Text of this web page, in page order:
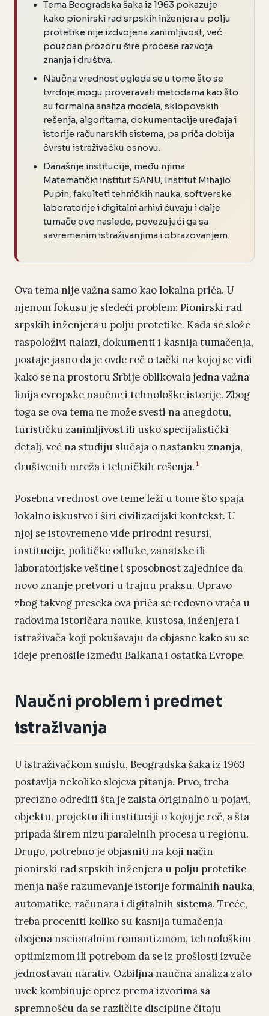
Tema Beogradska šaka iz 1963 pokazuje
kako pionirski rad srpskih inženjera u polju
protetike nije izdvojena zanimljivost, već
pouzdan prozor u šire procese razvoja
znanja i društva.
Naučna vrednost ogleda se u tome što se
tvrdnje mogu proveravati metodama kao što
su formalna analiza modela, sklopovskih
rešenja, algoritama, dokumentacije uređaja i
istorije računarskih sistema, pa priča dobija
čvrstu istraživačku osnovu.
Današnje institucije, među njima
Matematički institut SANU, Institut Mihajlo
Pupin, fakulteti tehničkih nauka, softverske
laboratorije i digitalni arhivi čuvaju i dalje
tumače ovo nasleđe, povezujući ga sa
savremenim istraživanjima i obrazovanjem.
Ova tema nije važna samo kao lokalna priča. U
njenom fokusu je sledeći problem: Pionirski rad
srpskih inženjera u polju protetike. Kada se slože
raspoloživi nalazi, dokumenti i kasnija tumačenja,
postaje jasno da je ovde reč o tački na kojoj se vidi
kako se na prostoru Srbije oblikovala jedna važna
linija evropske naučne i tehnološke istorije. Zbog
toga se ova tema ne može svesti na anegdotu,
turističku zanimljivost ili usko specijalistički
detalj, već na studiju slučaja o nastanku znanja,
društvenih mreža i tehničkih rešenja. 1
Posebna vrednost ove teme leži u tome što spaja
lokalno iskustvo i širi civilizacijski kontekst. U
njoj se istovremeno vide prirodni resursi,
institucije, političke odluke, zanatske ili
laboratorijske veštine i sposobnost zajednice da
novo znanje pretvori u trajnu praksu. Upravo
zbog takvog preseka ova priča se redovno vraća u
radovima istoričara nauke, kustosa, inženjera i
istraživača koji pokušavaju da objasne kako su se
ideje prenosile između Balkana i ostatka Evrope.
Naučni problem i predmet
istraživanja
U istraživačkom smislu, Beogradska šaka iz 1963
postavlja nekoliko slojeva pitanja. Prvo, treba
precizno odrediti šta je zaista originalno u pojavi,
objektu, projektu ili instituciji o kojoj je reč, a šta
pripada širem nizu paralelnih procesa u regionu.
Drugo, potrebno je objasniti na koji način
pionirski rad srpskih inženjera u polju protetike
menja naše razumevanje istorije formalnih nauka,
automatike, računara i digitalnih sistema. Treće,
treba proceniti koliko su kasnija tumačenja
obojena nacionalnim romantizmom, tehnološkim
optimizmom ili potrebom da se iz prošlosti izvuče
jednostavan narativ. Ozbiljna naučna analiza zato
uvek kombinuje oprez prema izvorima sa
spremnošću da se različite discipline čitaju